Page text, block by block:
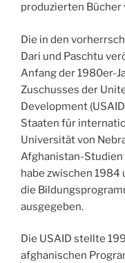
produzierten Bücher
Die in den
Dari und Paschtu
Anfang der 1980er-
Zuschusses der
Development
Staaten für
Universität von
Afghanistan-
habe zwischen
die
ausgegeben.
Die USAID stellte
afghanischen